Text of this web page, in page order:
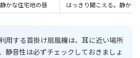
かな住宅地の昼 はっきり聞こえる。静かな
用する首掛け扇風機は、耳に近い場所
静音性は必ずチェックしておきましょ